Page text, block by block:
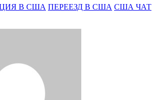
В США ПЕРЕЕЗД В США США ЧАТ